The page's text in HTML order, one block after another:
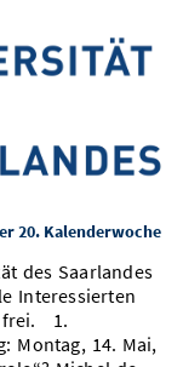
20. Kalenderwoche
des Saarlandes
Interessierten
frei. 1.
Montag, 14. Mai,